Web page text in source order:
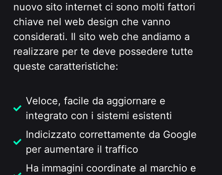
nuovo sito internet ci sono molti fattori
chiave nel web design che vanno
considerati. Il sito web che andiamo a
realizzare per te deve possedere tutte
queste caratteristiche:
Veloce, facile da aggiornare e
integrato con i sistemi esistenti
Indicizzato correttamente da Google
per aumentare il traffico
Ha immagini coordinate al marchio e